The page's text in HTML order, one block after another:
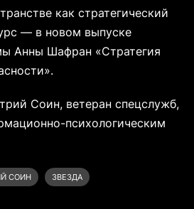
как стратегический
— в новом выпуске
Анны Шафран «Стратегия
Соин, ветеран спецслужб,
психологическим
СОИН ЗВЕЗДА